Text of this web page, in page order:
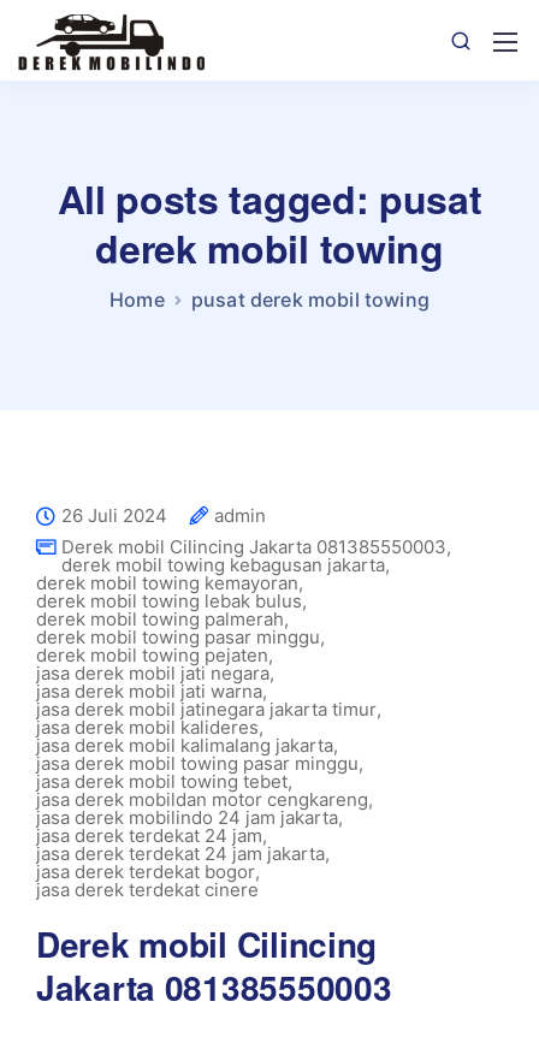
All posts tagged: pusat
derek mobil towing
Home pusat derek mobil towing
26 Juli 2024
admin
Derek mobil Cilincing Jakarta 081385550003,
derek mobil towing kebagusan jakarta,
derek mobil towing kemayoran,
derek mobil towing lebak bulus,
derek mobil towing palmerah,
derek mobil towing pasar minggu,
derek mobil towing pejaten,
jasa derek mobil jati negara,
jasa derek mobil jati warna,
jasa derek mobil jatinegara jakarta timur,
jasa derek mobil kalideres,
jasa derek mobil kalimalang jakarta,
jasa derek mobil towing pasar minggu,
jasa derek mobil towing tebet,
jasa derek mobildan motor cengkareng,
jasa derek mobilindo 24 jam jakarta,
jasa derek terdekat 24 jam,
jasa derek terdekat 24 jam jakarta,
jasa derek terdekat bogor,
jasa derek terdekat cinere
Derek mobil Cilincing
Jakarta 081385550003